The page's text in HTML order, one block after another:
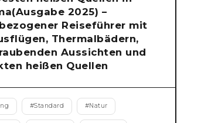
2025) –
Reiseführer mit
Thermalbädern,
Aussichten und
heißen Quellen
#Standard #Natur